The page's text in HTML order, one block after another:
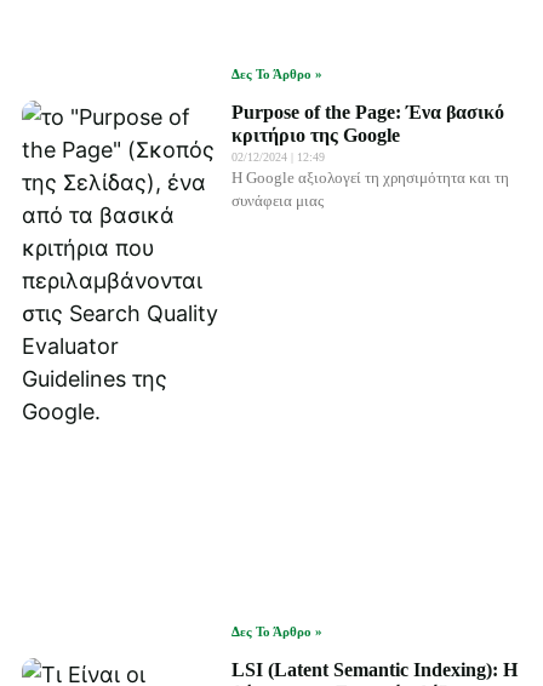
Δες Το Άρθρο »
Purpose of the Page: Ένα βασικό
κριτήριο της Google
02/12/2024 12:49
Η Google αξιολογεί τη χρησιμότητα και τη
συνάφεια μιας
Δες Το Άρθρο »
LSI (Latent Semantic Indexing): Η